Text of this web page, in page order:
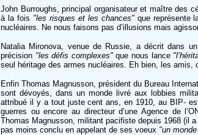
John Burroughs, principal organisateur et maître des
à la fois "les risques et les chances"que représente
nucléaires. Ne nous faisons pas d’illusions mais
Natalia Mironova, venue de Russie, a décrit dans
précision "les défis complexes"que nous lance
seul héritage des armes nucléaires. Eh bien, les amis,
Enfin Thomas Magnusson, président du Bureau
sont dévoyés, dans un monde livré aux lobbies
attribué il y a tout juste cent ans, en 1910, au BIP-
guerres ou encore au directeur d’une Agence de
Thomas Magnusson, militant pacifiste depuis 1968 (il
pas moins conclu en appelant de ses voeux "un